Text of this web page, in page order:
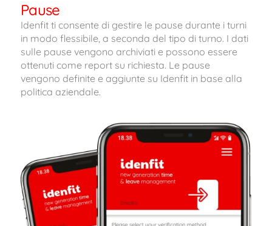
Pause
Idenfit ti consente di gestire le pause durante i turni
in modo flessibile, a seconda del tipo di turno. I dati
sulle pause vengono archiviati e possono essere
ottenuti come report su richiesta. Le pause
vengono definite e aggiunte su Idenfit in base alla
politica aziendale.